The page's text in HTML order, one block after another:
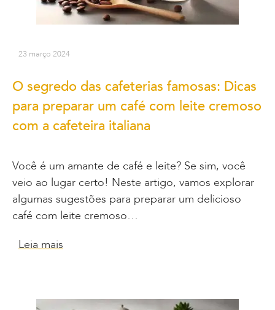
23 março 2024
O segredo das cafeterias famosas: Dicas
para preparar um café com leite cremoso
com a cafeteira italiana
Você é um amante de café e leite? Se sim, você
veio ao lugar certo! Neste artigo, vamos explorar
algumas sugestões para preparar um delicioso
café com leite cremoso…
Leia mais